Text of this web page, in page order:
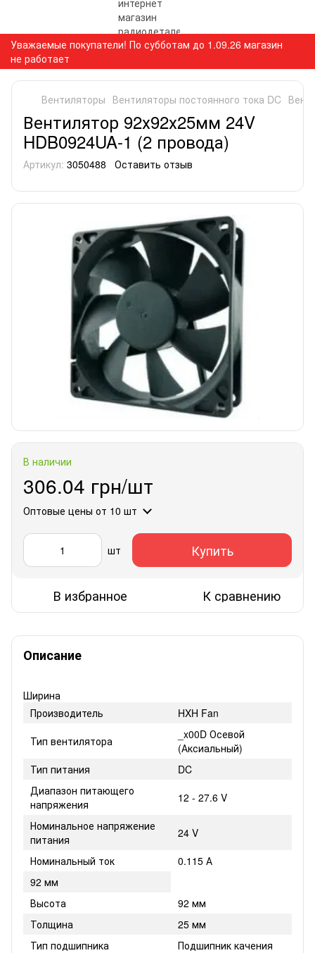
Уважаемые покупатели! По субботам до 1.09.26 магазин
не работает
Вентиляторы Вентиляторы постоянного тока DC
Вентилятор 92х92х25мм 24V
HDB0924UA-1 (2 провода)
Артикул: 3050488 Оставить отзыв
В наличии
306.04 грн/шт
Оптовые цены от 10 шт
шт Купить
В избранное К сравнению
Описание
Ширина
Производитель
HXH Fan
Тип вентилятора
_x00D Осевой
(Аксиальный)
Тип питания
DC
Диапазон питающего
напряжения
12 - 27.6 V
Номинальное напряжение
питания
24 V
Номинальный ток
0.115 А
92 мм
Высота
92 мм
Толщина
25 мм
Тип подшипника
Подшипник качения